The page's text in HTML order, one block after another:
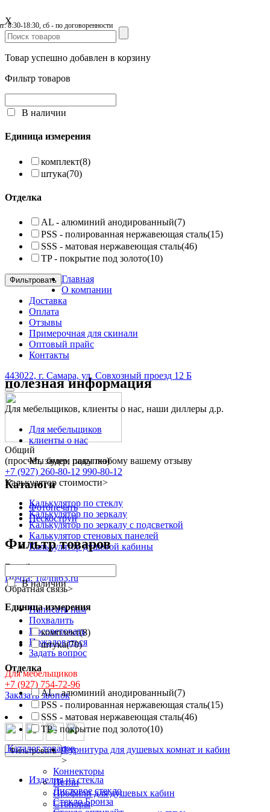
X
Товар успешно добавлен в корзину
Фильтр товаров
В наличии
Единица измерения
комплект(8)
штука(70)
Отделка
AL - алюминий анодированный(7)
PSS - полированная нержавеющая сталь(15)
SSS - матовая нержавеющая сталь(46)
TP - покрытие под золото(10)
Фильтровать Главная
О компании
Доставка
Оплата
Отзывы
Примерочная для скинали
Оптовый прайс
Контакты
443022, г. Самара, ул. Совхозный проезд 12 Б
Общий
(просчёт, замер, покупка)
+7 (927) 260-80-12 990-80-12
8:30-18:30, сб - по договоренности
Калькулятор стоимости>
Калькулятор по стеклу
Калькулятор по зеркалу
Калькулятор по зеркалу с подсветкой
Калькулятор стеновых панелей
Калькулятор душевой кабины
E-mail
Почта: 1@mt63.ru
Обратная связь>
Написать нам
Похвалить
Посоветовать
Пожаловаться
Задать вопрос
Для мебельщиков
+7 (927) 754-72-96
Заказать звонок
Каталог товаров
Изделия из стекла
Листовое стекло
Стекло Бронза
полезная информация
Для мебельщиков, клиенты о нас, наши диллеры д.р.
Для мебельщиков
клиенты о нас
Мы будем рады любому вашему отзыву
Каталоги
Фотопечать
Пескоструй
Фильтр товаров
В наличии
Единица измерения
комплект(8)
штука(70)
Отделка
AL - алюминий анодированный(7)
PSS - полированная нержавеющая сталь(15)
SSS - матовая нержавеющая сталь(46)
TP - покрытие под золото(10)
Фильтровать Фурнитура для душевых комнат и кабин
>
Коннекторы
Петли
Профили для душевых кабин
Стопоры